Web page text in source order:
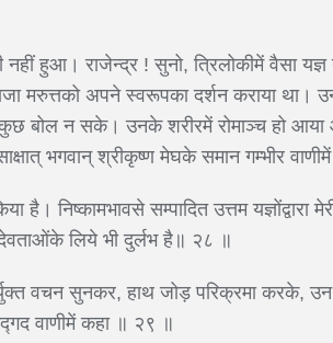
नहीं हुआ। राजेन्द्र ! सुनो, त्रिलोकीमें वैसा
मरुत्तको अपने स्वरूपका दर्शन कराया
कुछ बोल न सके। उनके शरीरमें रोमाञ्च हो
भगवान् श्रीकृष्ण मेघके समान गम्भीर
निष्कामभावसे सम्पादित उत्तम यज्ञोंद्वारा
देवताओंके लिये भी दुर्लभ है॥ २८ ॥
वचन सुनकर, हाथ जोड़ परिक्रमा करके, उन
वाणीमें कहा ॥ २९ ॥